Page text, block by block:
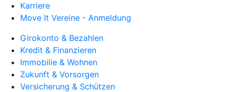
Karriere
Move It Vereine - Anmeldung
Girokonto & Bezahlen
Kredit & Finanzieren
Immobilie & Wohnen
Zukunft & Vorsorgen
Versicherung & Schützen